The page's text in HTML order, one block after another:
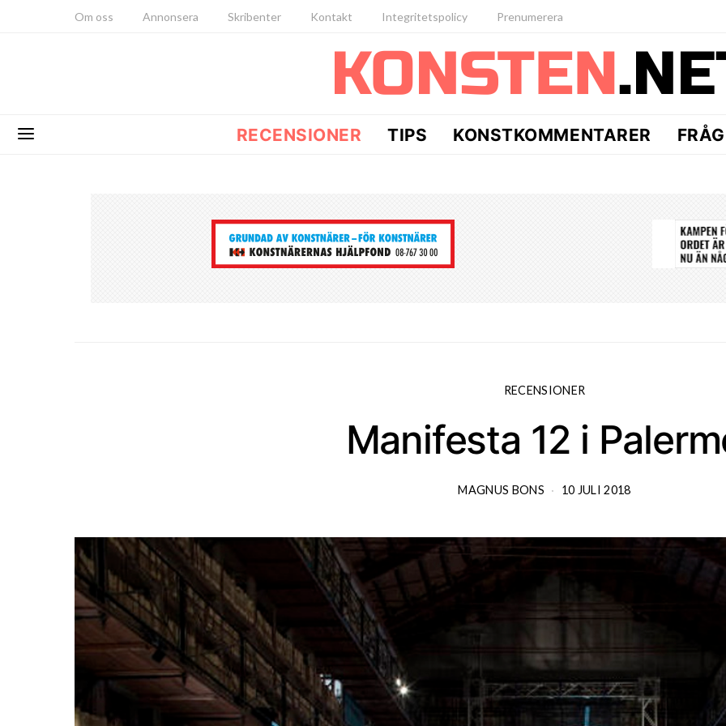
Om oss Annonsera Skribenter Kontakt Integritetspolicy Prenumerera
RECENSIONER TIPS KONSTKOMMENTARER
RECENSIONER
Manifesta 12 i
MAGNUS BONS 10 JULI 2018